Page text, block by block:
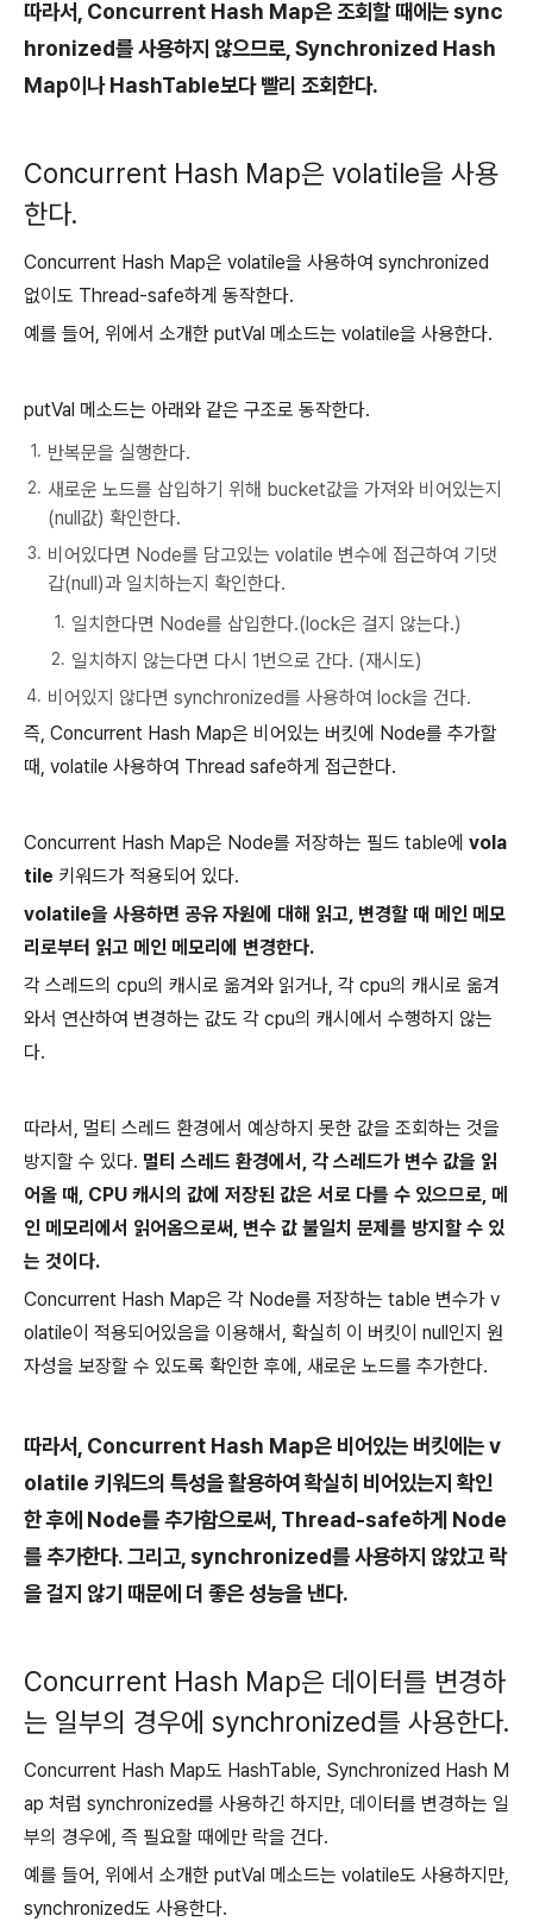
따라서, Concurrent Hash Map은 조회할 때에는 sync
hronized를 사용하지 않으므로, Synchronized Hash
Map이나 HashTable보다 빨리 조회한다.
Concurrent Hash Map은 volatile을 사용
한다.
Concurrent Hash Map은 volatile을 사용하여 synchronized
없이도 Thread-safe하게 동작한다.
예를 들어, 위에서 소개한 putVal 메소드는 volatile을 사용한다.
putVal 메소드는 아래와 같은 구조로 동작한다.
반복문을 실행한다.
새로운 노드를 삽입하기 위해 bucket값을 가져와 비어있는지
(null값) 확인한다.
비어있다면 Node를 담고있는 volatile 변수에 접근하여 기댓
갑(null)과 일치하는지 확인한다.
일치한다면 Node를 삽입한다.(lock은 걸지 않는다.)
일치하지 않는다면 다시 1번으로 간다. (재시도)
비어있지 않다면 synchronized를 사용하여 lock을 건다.
즉, Concurrent Hash Map은 비어있는 버킷에 Node를 추가할
때, volatile 사용하여 Thread safe하게 접근한다.
Concurrent Hash Map은 Node를 저장하는 필드 table에 vola
tile 키워드가 적용되어 있다.
volatile을 사용하면 공유 자원에 대해 읽고, 변경할 때 메인 메모
리로부터 읽고 메인 메모리에 변경한다.
각 스레드의 cpu의 캐시로 옮겨와 읽거나, 각 cpu의 캐시로 옮겨
와서 연산하여 변경하는 값도 각 cpu의 캐시에서 수행하지 않는
다.
따라서, 멀티 스레드 환경에서 예상하지 못한 값을 조회하는 것을
방지할 수 있다. 멀티 스레드 환경에서, 각 스레드가 변수 값을 읽
어올 때, CPU 캐시의 값에 저장된 값은 서로 다를 수 있으므로, 메
인 메모리에서 읽어옴으로써, 변수 값 불일치 문제를 방지할 수 있
는 것이다.
Concurrent Hash Map은 각 Node를 저장하는 table 변수가 v
olatile이 적용되어있음을 이용해서, 확실히 이 버킷이 null인지 원
자성을 보장할 수 있도록 확인한 후에, 새로운 노드를 추가한다.
따라서, Concurrent Hash Map은 비어있는 버킷에는 v
olatile 키워드의 특성을 활용하여 확실히 비어있는지 확인
한 후에 Node를 추가함으로써, Thread-safe하게 Node
를 추가한다. 그리고, synchronized를 사용하지 않았고 락
을 걸지 않기 때문에 더 좋은 성능을 낸다.
Concurrent Hash Map은 데이터를 변경하
는 일부의 경우에 synchronized를 사용한다.
Concurrent Hash Map도 HashTable, Synchronized Hash M
ap 처럼 synchronized를 사용하긴 하지만, 데이터를 변경하는 일
부의 경우에, 즉 필요할 때에만 락을 건다.
예를 들어, 위에서 소개한 putVal 메소드는 volatile도 사용하지만,
synchronized도 사용한다.